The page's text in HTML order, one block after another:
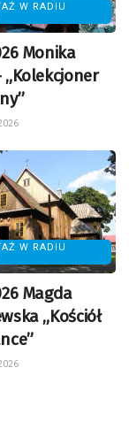
W RADIU
Monika
„Kolekcjoner
W RADIU
Magda
„Kościół